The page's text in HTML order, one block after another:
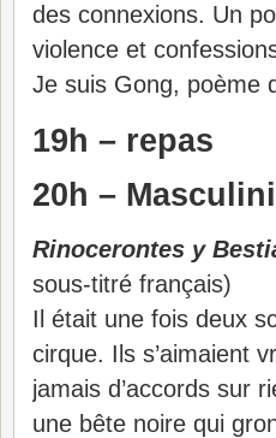
des connexions. Un
violence et
Je suis Gong, poème
19h – repas
20h –
Rinocerontes y
sous-titré français)
Il était une fois deux
cirque. Ils s’aimaient
jamais d’accords sur
une bête noire qui